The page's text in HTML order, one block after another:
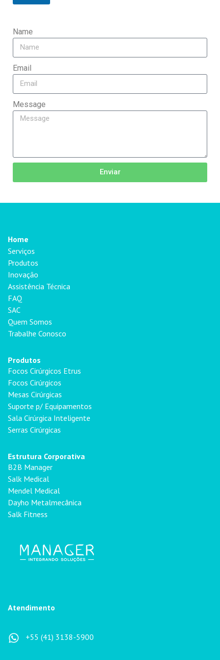
Name
Email
Message
Enviar
Home
Serviços
Produtos
Inovação
Assistência Técnica
FAQ
SAC
Quem Somos
Trabalhe Conosco
Produtos
Focos Cirúrgicos Etrus
Focos Cirúrgicos
Mesas Cirúrgicas
Suporte p/ Equipamentos
Sala Cirúrgica Inteligente
Serras Cirúrgicas
Estrutura Corporativa
B2B Manager
Salk Medical
Mendel Medical
Dayho Metalmecânica
Salk Fitness
Atendimento
+55 (41) 3138-5900